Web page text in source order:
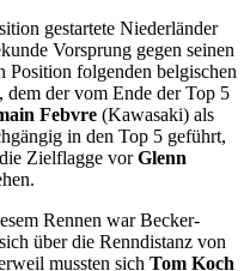
gestartete Niederländer
Vorsprung gegen seinen
Position folgenden belgischen
dem der vom Ende der Top 5
Febvre (Kawasaki) als
in den Top 5 geführt,
Zielflagge vorGlenn
Rennen war Becker-
über die Renndistanz von
mussten sich Tom Koch